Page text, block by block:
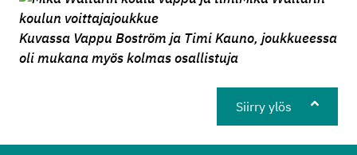
koulun voittajajoukkue
Kuvassa Vappu Boström ja Timi Kauno, joukkueessa
oli mukana myös kolmas osallistuja
Siirry ylös